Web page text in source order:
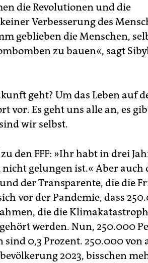
die Revolutionen und die
Verbesserung des
geblieben die Menschen,
zu bauen«, sagt
geht? Um das Leben auf
vor. Es geht uns alle an, es
wir selbst.
den FFF: »Ihr habt in drei
gelungen ist.« Aber auch
der Transparente, die die
vor der Pandemie, dass
die die
werden. Nun, 250.000
0,3 Prozent. 250.000 von
2023, bisschen